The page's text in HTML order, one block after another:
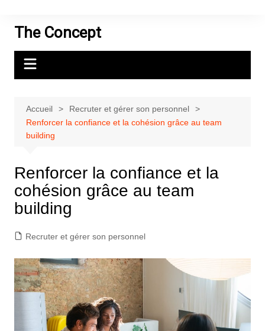
contenuThe Concept
Accueil
Recruter et gérer son personnel
Renforcer la confiance et la cohésion grâce au team
building
Renforcer la confiance et la
cohésion grâce au team
building
Recruter et gérer son personnel